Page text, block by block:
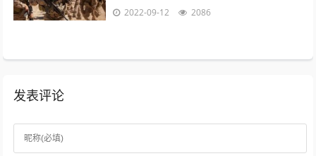
了逆天的飞行能力，还有难以置信的巡航能
2022-09-12 2086
发表评论